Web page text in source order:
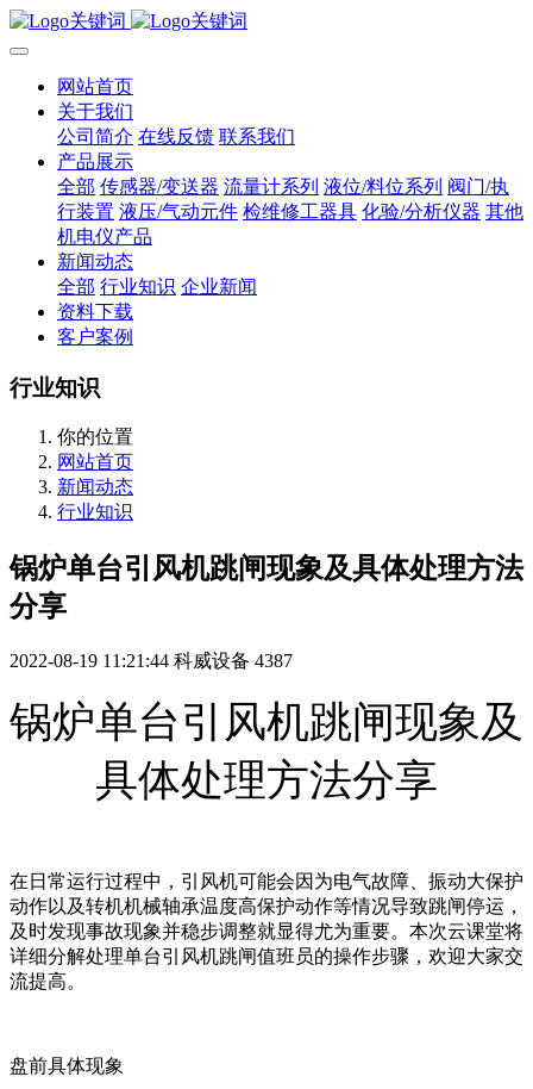
网站首页
关于我们
公司简介 在线反馈 联系我们
产品展示
全部 传感器/变送器 流量计系列 液位/料位系列 阀门/执
行装置 液压/气动元件 检维修工器具 化验/分析仪器 其他
机电仪产品
新闻动态
全部 行业知识 企业新闻
资料下载
客户案例
行业知识
你的位置
网站首页
新闻动态
行业知识
锅炉单台引风机跳闸现象及具体处理方法
分享
2022-08-19 11:21:44 科威设备 4387
锅炉单台引风机跳闸现象及
具体处理方法分享
在日常运行过程中，引风机可能会因为电气故障、振动大保护
动作以及转机机械轴承温度高保护动作等情况导致跳闸停运，
及时发现事故现象并稳步调整就显得尤为重要。本次云课堂将
详细分解处理单台引风机跳闸值班员的操作步骤，欢迎大家交
流提高。
盘前具体现象